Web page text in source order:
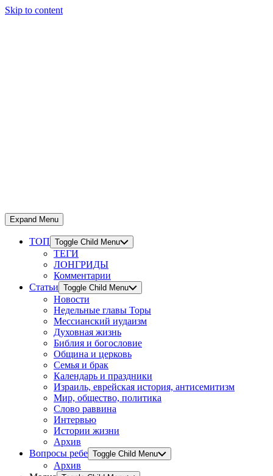
Skip to content
Expand Menu
ТОП Toggle Child Menu
ТЕГИ
ЛОНГРИДЫ
Комментарии
Статьи Toggle Child Menu
Новости
Недельные главы Торы
Мессианский иудаизм
Духовная жизнь
Библия и богословие
Община и церковь
Семья и брак
Календарь и праздники
Израиль, еврейская история, антисемитизм
Мир, общество, политика
Слово раввина
Интервью
Истории жизни
Архив
Вопросы ребе Toggle Child Menu
Архив